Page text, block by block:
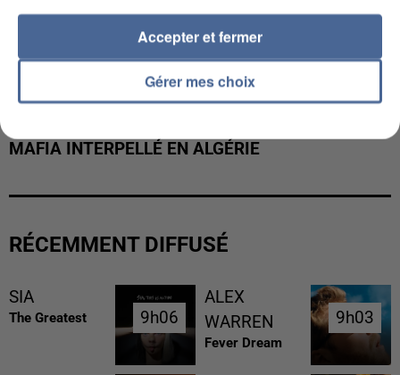
MAFIA INTERPELLÉ EN ALGÉRIE
RÉCEMMENT DIFFUSÉ
SIA
The Greatest 9h06
9h06
ALEX
WARREN
Fever Dream
9h03
9h03
Gérer mes choix
Accepter et fermer